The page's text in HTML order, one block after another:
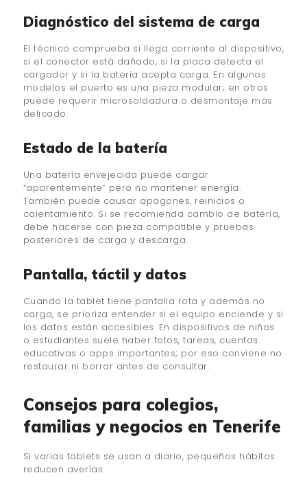
Diagnóstico del sistema de carga
El técnico comprueba si llega corriente al dispositivo,
si el conector está dañado, si la placa detecta el
cargador y si la batería acepta carga. En algunos
modelos el puerto es una pieza modular; en otros
puede requerir microsoldadura o desmontaje más
delicado.
Estado de la batería
Una batería envejecida puede cargar
“aparentemente” pero no mantener energía.
También puede causar apagones, reinicios o
calentamiento. Si se recomienda cambio de batería,
debe hacerse con pieza compatible y pruebas
posteriores de carga y descarga.
Pantalla, táctil y datos
Cuando la tablet tiene pantalla rota y además no
carga, se prioriza entender si el equipo enciende y si
los datos están accesibles. En dispositivos de niños
o estudiantes suele haber fotos, tareas, cuentas
educativas o apps importantes; por eso conviene no
restaurar ni borrar antes de consultar.
Consejos para colegios,
familias y negocios en Tenerife
Si varias tablets se usan a diario, pequeños hábitos
reducen averías: